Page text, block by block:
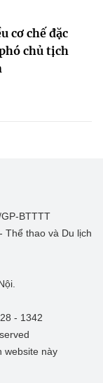
cơ chế đặc
chủ tịch
BTTTT
Thể thao và Du lịch
- 1342
website này